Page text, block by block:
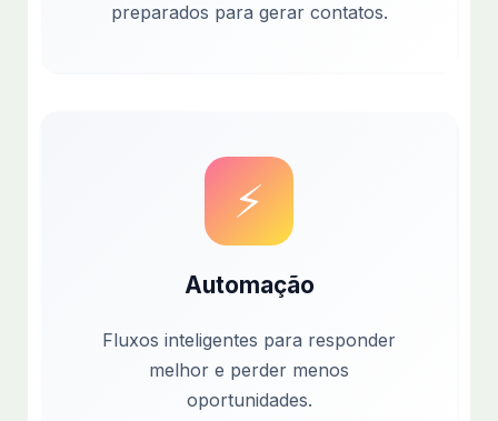
preparados para gerar contatos.
⚡
Automação
Fluxos inteligentes para responder
melhor e perder menos
oportunidades.